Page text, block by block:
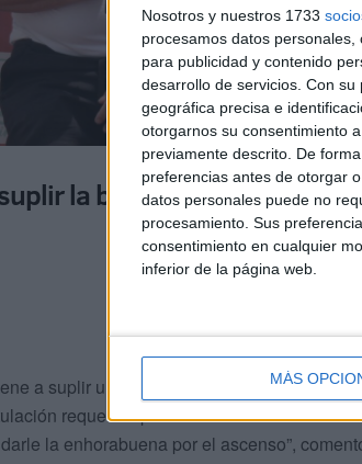
Nosotros y nuestros 1733
procesamos datos
para publicidad y contenido
desarrollo de servicios. Con su
geográfica precisa e
otorgarnos su consentimiento
previamente descrito. De
preferencias antes de otorgar
datos personales puede no
procesamiento. Sus
consentimiento en cualquier
inferior de la página web.
MÁS
la baja de Cachón
a suplir una baja que dolió al club.Víctor
requerida para entrenar en Primera
la enhorabuena por el ascenso”,